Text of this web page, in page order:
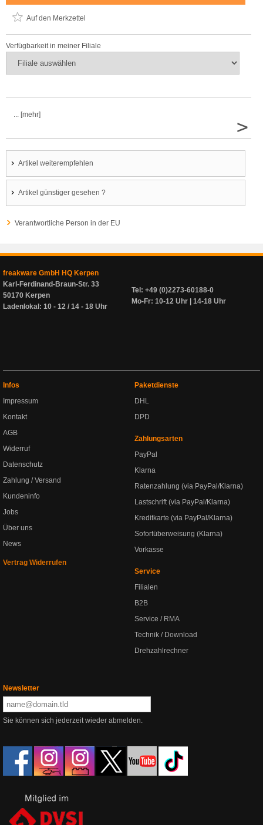
Auf den Merkzettel
Verfügbarkeit in meiner Filiale
... [mehr]
>
Artikel weiterempfehlen
Artikel günstiger gesehen ?
Verantwortliche Person in der EU
freakware GmbH HQ Kerpen
Karl-Ferdinand-Braun-Str. 33
50170 Kerpen
Ladenlokal: 10 - 12 / 14 - 18 Uhr
Tel: +49 (0)2273-60188-0
Mo-Fr: 10-12 Uhr | 14-18 Uhr
Infos
Impressum
Kontakt
AGB
Widerruf
Datenschutz
Zahlung / Versand
Kundeninfo
Jobs
Über uns
News
Vertrag Widerrufen
Paketdienste
DHL
DPD
Zahlungsarten
PayPal
Klarna
Ratenzahlung (via PayPal/Klarna)
Lastschrift (via PayPal/Klarna)
Kreditkarte (via PayPal/Klarna)
Sofortüberweisung (Klarna)
Vorkasse
Service
Filialen
B2B
Service / RMA
Technik / Download
Drehzahlrechner
Newsletter
Sie können sich jederzeit wieder abmelden.